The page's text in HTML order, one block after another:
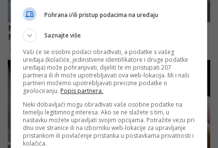
Pohrana i/ili pristup podacima na uređaju
Saznajte više
Vaši će se osobni podaci obrađivati, a podatke s vašeg
uređaja (kolačiće, jedinstvene identifikatore i druge podatke
uređaja) može pohranjivati, dijeliti te im pristupati 207
partnera ili ih može upotrebljavati ova web-lokacija. Mi i naši
partneri možemo upotrebljavati precizne podatke o
geolociranju. Popis partnera.
Neki dobavljači mogu obrađivati vaše osobne podatke na
temelju legitimnog interesa. Ako se ne slažete s tim, u
nastavku možete upravljati svojim opcijama. Potražite vezu pri
dnu ove stranice ili na izborniku web-lokacije za upravljanje
pristankom ili povlačenje pristanka u postavkama privatnosti i
kolačića.